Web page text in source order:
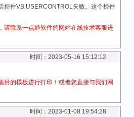
控件VB.USERCONTROL失败。这个控件
请联系一点通软件的网站在线技术客服进
时间：2023-05-16 15:12:12
的模板进行打印！或者您直接与我们网
时间：2023-01-08 19:54:28